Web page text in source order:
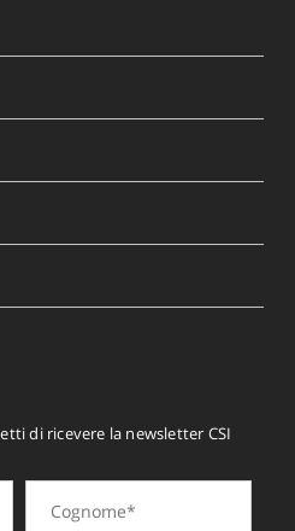
di ricevere la newsletter CSI